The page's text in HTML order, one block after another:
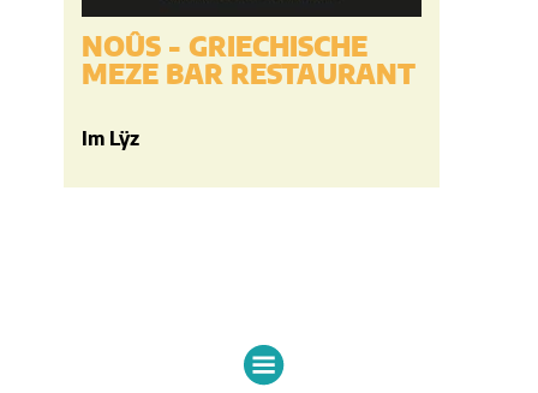
NOÛS - GRIECHISCHE
MEZE BAR RESTAURANT
Im Lÿz